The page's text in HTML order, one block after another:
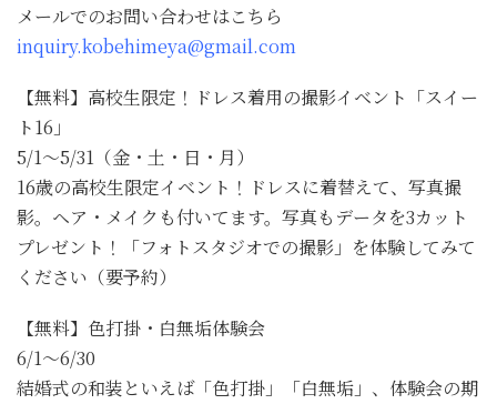
メールでのお問い合わせはこちら
inquiry.kobehimeya@gmail.com
【無料】高校生限定！ドレス着用の撮影イベント「スイー
ト16」
5/1～5/31（金・土・日・月）
16歳の高校生限定イベント！ドレスに着替えて、写真撮
影。ヘア・メイクも付いてます。写真もデータを3カット
プレゼント！「フォトスタジオでの撮影」を体験してみて
ください（要予約）
【無料】色打掛・白無垢体験会
6/1～6/30
結婚式の和装といえば「色打掛」「白無垢」、体験会の期